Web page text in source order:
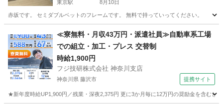
東京駅 8月10日
赤坂です。 セミダブルベットのフレームです。 無料で持っていってください。
東京駅 鍵盤楽器、ピアノ セミダブル
≪寮無料・月収43万円・派遣社員≫自動車系工場
での組立・加工・プレス 交替制
時給1,900円
フジ技研株式会社 神奈川支店
神奈川県 藤沢市 提携サイト
★新年度時給UP1,900円／残業・深夜2,375円 更に3か月毎に12万円の奨励金を含む